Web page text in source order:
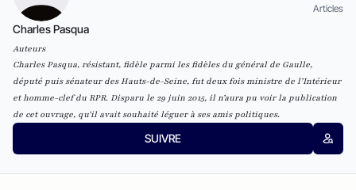
Articles
Charles Pasqua
Auteurs
Charles Pasqua, résistant, fidèle parmi les fidèles du général de Gaulle,
député puis sénateur des Hauts-de-Seine, fut deux fois ministre de l’Intérieur
et homme-clef du RPR. Disparu le 29 juin 2015, il n’aura pu voir la publication
de cet ouvrage, qu’il avait souhaité léguer à ses amis politiques.
SUIVRE